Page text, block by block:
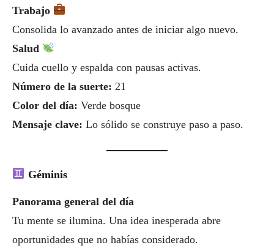
Trabajo
Consolida lo avanzado antes de iniciar algo nuevo.
Salud
Cuida cuello y espalda con pausas activas.
Número de la suerte: 21
Color del día: Verde bosque
Mensaje clave: Lo sólido se construye paso a paso.
Géminis
Panorama general del día
Tu mente se ilumina. Una idea inesperada abre
oportunidades que no habías considerado.